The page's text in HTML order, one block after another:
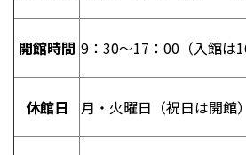
開館時間 9： 30～17 ： 00 （入館は
休館日 月・火曜日（祝日は開館）